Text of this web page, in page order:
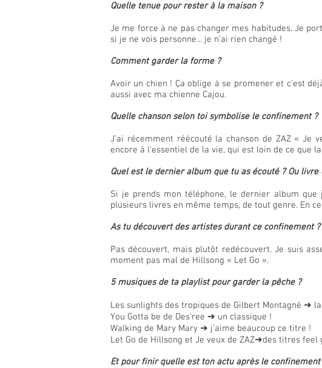
Quelle tenue pour rester à la maison ?
Je me force à ne pas changer mes habitudes. Je
si je ne vois personne... je n’ai rien changé !
Comment garder la forme ?
Avoir un chien ! Ça oblige à se promener et c’est
aussi avec ma chienne Cajou.
Quelle chanson selon toi symbolise le confinement ?
J’ai récemment réécouté la chanson de ZAZ « Je
encore à l’essentiel de la vie, qui est loin de ce que
Quel est le dernier album que tu as écouté ? Ou livre
Si je prends mon téléphone, le dernier album
plusieurs livres en même temps, de tout genre. En
As tu découvert des artistes durant ce confinement ?
Pas découvert, mais plutôt redécouvert. Je suis
moment pas mal de Hillsong « Let Go ».
5 musiques de ta playlist pour garder la pêche ?
Les sunlights des tropiques de Gilbert Montagné ➔
You Gotta be de Des’ree ➔ un classique !
Walking de Mary Mary ➔ j’aime beaucoup ce titre !
Let Go de Hillsong et Je veux de ZAZ➔des titres feel
Et pour finir quelle est ton actu après le confinement